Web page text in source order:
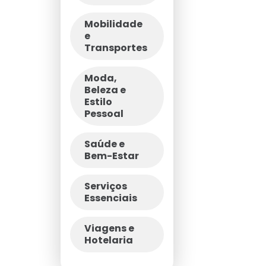
Mobilidade
e
Transportes
Moda,
Beleza e
Estilo
Pessoal
Saúde e
Bem-Estar
Serviços
Essenciais
Viagens e
Hotelaria